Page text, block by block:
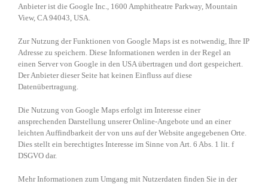
Anbieter ist die Google Inc., 1600 Amphitheatre Parkway, Mountain
View, CA 94043, USA.
Zur Nutzung der Funktionen von Google Maps ist es notwendig, Ihre IP
Adresse zu speichern. Diese Informationen werden in der Regel an
einen Server von Google in den USA übertragen und dort gespeichert.
Der Anbieter dieser Seite hat keinen Einfluss auf diese
Datenübertragung.
Die Nutzung von Google Maps erfolgt im Interesse einer
ansprechenden Darstellung unserer Online-Angebote und an einer
leichten Auffindbarkeit der von uns auf der Website angegebenen Orte.
Dies stellt ein berechtigtes Interesse im Sinne von Art. 6 Abs. 1 lit. f
DSGVO dar.
Mehr Informationen zum Umgang mit Nutzerdaten finden Sie in der